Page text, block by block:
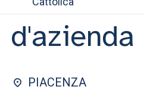
Ateneo
Ricerca
d'azienda
PIACENZA